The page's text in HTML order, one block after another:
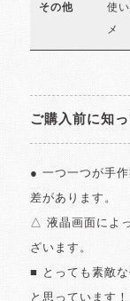
その他 使
メ
ご購入前に知
● 一つ一つが手
差があります。
△ 液晶画面によ
ざいます。
■ とっても素敵
と思っています！